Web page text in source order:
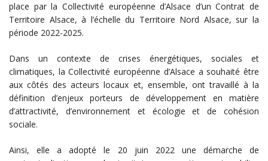
place par la Collectivité européenne d’Alsace d’un Contrat de
Territoire Alsace, à l’échelle du Territoire Nord Alsace, sur la
période 2022-2025.
Dans un contexte de crises énergétiques, sociales et
climatiques, la Collectivité européenne d’Alsace a souhaité être
aux côtés des acteurs locaux et, ensemble, ont travaillé à la
définition d’enjeux porteurs de développement en matière
d’attractivité, d’environnement et écologie et de cohésion
sociale.
Ainsi, elle a adopté le 20 juin 2022 une démarche de